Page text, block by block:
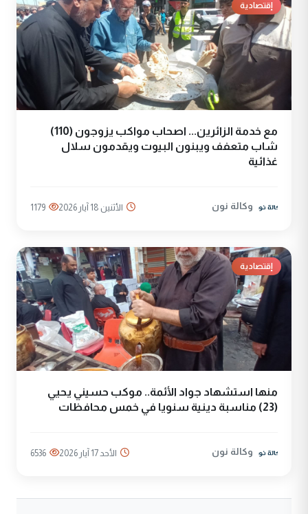
إقتصادية
مع خدمة الزائرين... اصحاب مواكب يزوجون (110)
شاب متعفف ويبنون البيوت ويقدمون سلال
غذائية
وكالة نون الأثنين 18 آيار 2026 1179
إقتصادية
منها استشهاد جواد الأئمة.. موكب حسيني يحيي
(23) مناسبة دينية سنويا في خمس محافظات
وكالة نون الأحد 17 آيار 2026 6536